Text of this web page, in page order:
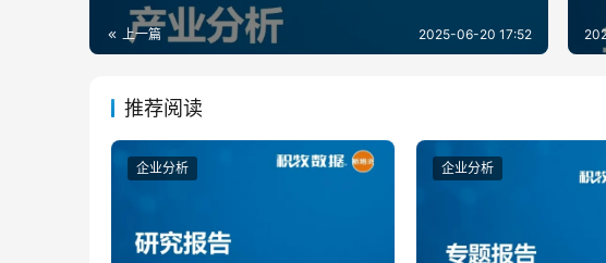
上一篇 2025-06-20 17:52
推荐阅读
企业分析 企业分析